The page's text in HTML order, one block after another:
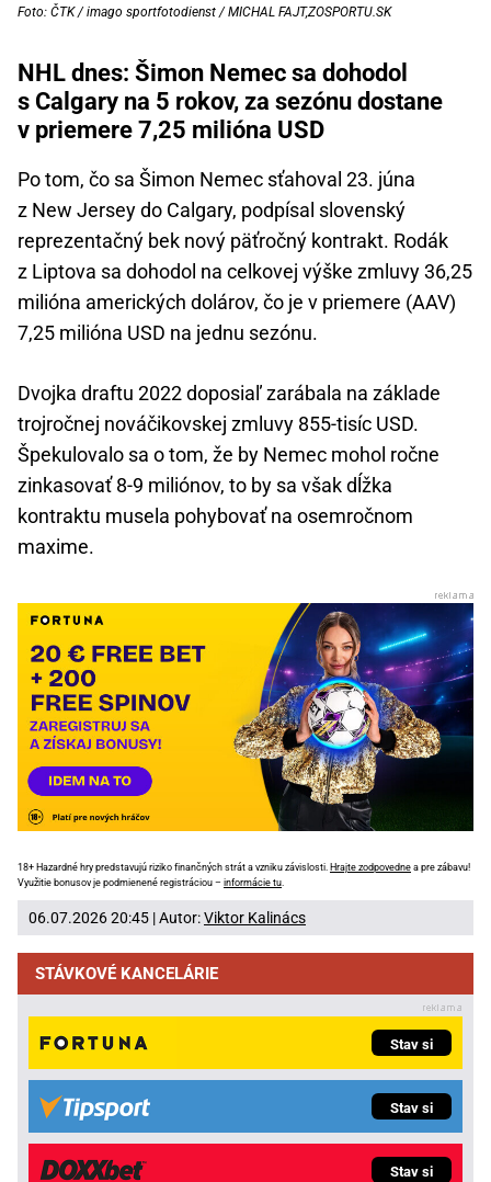
Foto: ČTK / imago sportfotodienst / MICHAL FAJT,ZOSPORTU.SK
NHL dnes: Šimon Nemec sa dohodol
s Calgary na 5 rokov, za sezónu dostane
v priemere 7,25 milióna USD
Po tom, čo sa Šimon Nemec sťahoval 23. júna
z New Jersey do Calgary, podpísal slovenský
reprezentačný bek nový päťročný kontrakt. Rodák
z Liptova sa dohodol na celkovej výške zmluvy 36,25
milióna amerických dolárov, čo je v priemere (AAV)
7,25 milióna USD na jednu sezónu.
Dvojka draftu 2022 doposiaľ zarábala na základe
trojročnej nováčikovskej zmluvy 855-tisíc USD.
Špekulovalo sa o tom, že by Nemec mohol ročne
zinkasovať 8-9 miliónov, to by sa však dĺžka
kontraktu musela pohybovať na osemročnom
maxime.
18+ Hazardné hry predstavujú riziko finančných strát a vzniku závislosti. Hrajte zodpovedne a pre zábavu!
Využitie bonusov je podmienené registráciou – informácie tu.
06.07.2026 20:45 | Autor:Viktor Kalinács
STÁVKOVÉ KANCELÁRIE
Stav si
Stav si
Stav si